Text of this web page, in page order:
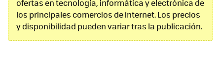
ofertas en tecnología, informática y electrónica de
los principales comercios de internet. Los precios
y disponibilidad pueden variar tras la publicación.